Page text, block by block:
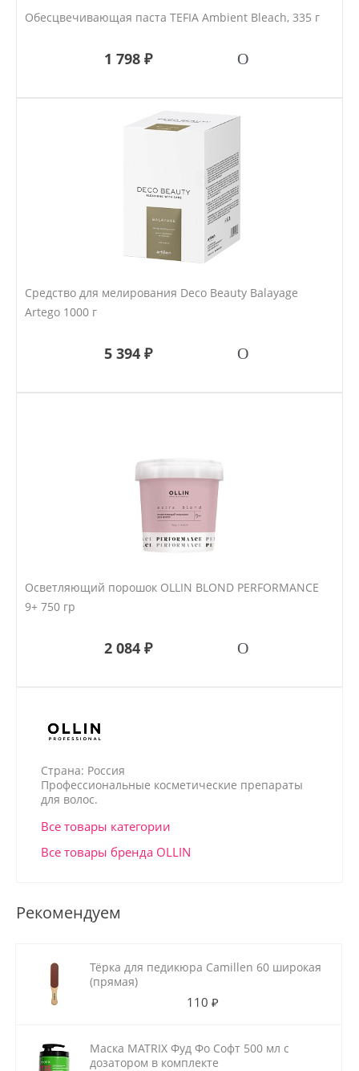
Обесцвечивающая паста TEFIA Ambient Bleach, 335 г
1 798 ₽
Средство для мелирования Deco Beauty Balayage
Artego 1000 г
5 394 ₽
Осветляющий порошок OLLIN BLOND PERFORMANCE
9+ 750 гр
2 084 ₽
Страна: Россия
Профессиональные косметические препараты
для волос.
Все товары категории
Все товары бренда OLLIN
Рекомендуем
Тёрка для педикюра Camillen 60 широкая
(прямая)
110 ₽
Маска MATRIX Фуд Фо Софт 500 мл с
дозатором в комплекте